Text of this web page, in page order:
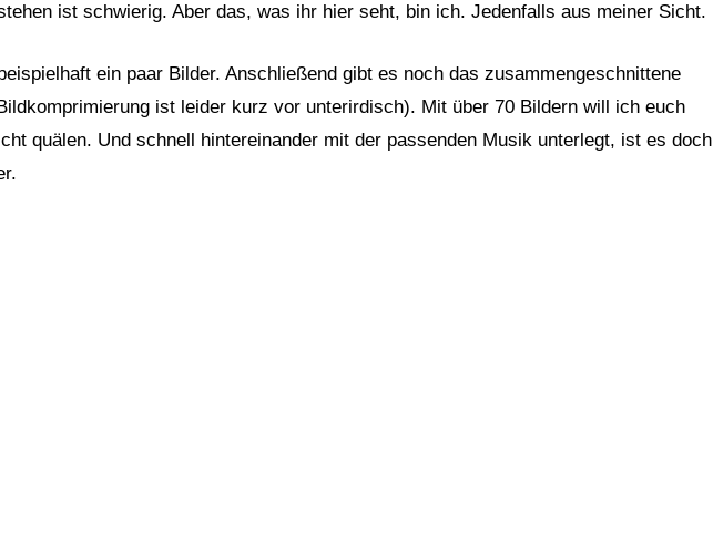
ist schwierig. Aber das, was ihr hier seht, bin ich. Jedenfalls aus meiner Sicht.
ein paar Bilder. Anschließend gibt es noch das zusammengeschnittene
ist leider kurz vor unterirdisch). Mit über 70 Bildern will ich euch
quälen. Und schnell hintereinander mit der passenden Musik unterlegt, ist es doch